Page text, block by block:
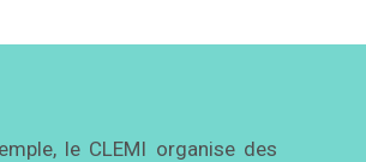
le CLEMI organise des